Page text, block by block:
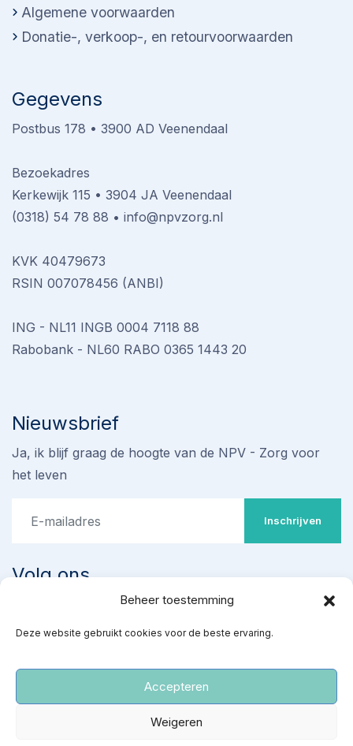
Beheer toestemming
Deze website gebruikt cookies voor de beste ervaring.
Accepteren
Weigeren
Algemene voorwaarden
Donatie-, verkoop-, en retourvoorwaarden
Gegevens
Postbus 178 • 3900 AD Veenendaal
Bezoekadres
Kerkewijk 115 • 3904 JA Veenendaal
(0318) 54 78 88 • info@npvzorg.nl
KVK 40479673
RSIN 007078456 (ANBI)
ING - NL11 INGB 0004 7118 88
Rabobank - NL60 RABO 0365 1443 20
Nieuwsbrief
Ja, ik blijf graag de hoogte van de NPV - Zorg voor
het leven
Inschrijven
Volg ons
‘ziekenhuisabortus’ 22-24
‘Red gezonde baby’s van een kille dood’